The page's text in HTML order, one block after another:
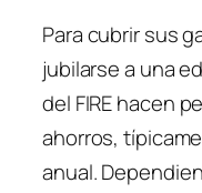
Para cubrir sus
jubilarse a una
del FIRE hacen
ahorros,
anual.